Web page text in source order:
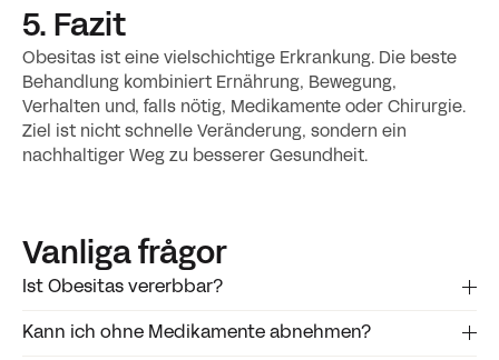
5. Fazit
Obesitas ist eine vielschichtige Erkrankung. Die beste
Behandlung kombiniert Ernährung, Bewegung,
Verhalten und, falls nötig, Medikamente oder Chirurgie.
Ziel ist nicht schnelle Veränderung, sondern ein
nachhaltiger Weg zu besserer Gesundheit.
Vanliga frågor
‍Ist Obesitas vererbbar?
Kann ich ohne Medikamente abnehmen?